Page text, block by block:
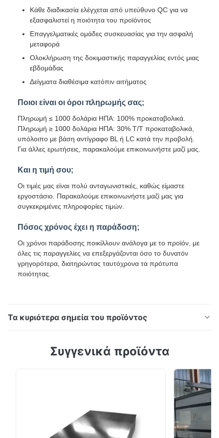
Κάθε διαδικασία ελέγχεται από υπεύθυνο QC για να
εξασφαλιστεί η ποιότητα του προϊόντος
Επαγγελματικές ομάδες συσκευασίας για την ασφαλή
μεταφορά
Ολοκλήρωση της δοκιμαστικής παραγγελίας εντός μιας
εβδομάδας
Δείγματα διαθέσιμα κατόπιν αιτήματος
Ποιοι είναι οι όροι πληρωμής σας;
Πληρωμή ≤ 1000 δολάρια ΗΠΑ: 100% προκαταβολικά.
Πληρωμή ≥ 1000 δολάρια ΗΠΑ: 30% T/T προκαταβολικά,
υπόλοιπο με βάση αντίγραφο BL ή LC κατά την προβολή.
Για άλλες ερωτήσεις, παρακαλούμε επικοινωνήστε μαζί μας.
Και η τιμή σου;
Οι τιμές μας είναι πολύ ανταγωνιστικές, καθώς είμαστε
εργοστάσιο. Παρακαλούμε επικοινωνήστε μαζί μας για
συγκεκριμένες πληροφορίες τιμών.
Πόσος χρόνος έχει η παράδοση;
Οι χρόνοι παράδοσης ποικίλλουν ανάλογα με το προϊόν, με
όλες τις παραγγελίες να επεξεργάζονται όσο το δυνατόν
γρηγορότερα, διατηρώντας ταυτόχρονα τα πρότυπα
ποιότητας.
Τα κυριότερα σημεία του προϊόντος
τη Νότια Αμερική Υψηλής ποιότητας διακόσμηση και
χρωματισμένου χάλυβα που έχει σχεδιαστεί για
διάφορες βιομηχανικές και κατασκευαστικές
εφαρμογές. Προδιαγραφές προϊ...
Συγγενικά προϊόντα